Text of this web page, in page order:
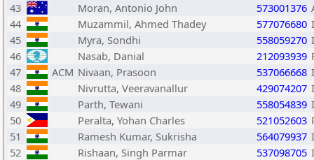
43
Moran, Antonio John 573001376
44
Muzammil, Ahmed Thadey 577076680
45
Myra, Sondhi 558059270
46
Nasab, Danial 212093939
47
ACM Nivaan, Prasoon 537066668
48
Nivrutta, Veeravanallur 429074207
49
Parth, Tewani 558054839
50
Peralta, Yohan Charles 521052603
51
Ramesh Kumar, Sukrisha 564079937
52
Rishaan, Singh Parmar 537098705